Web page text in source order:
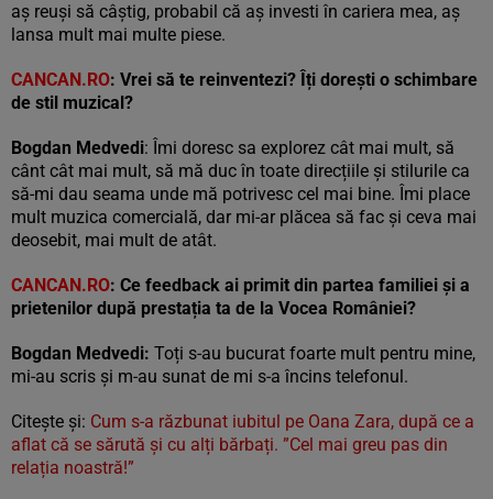
aș reuși să câștig, probabil că aș investi în cariera mea, aș
lansa mult mai multe piese.
CANCAN.RO: Vrei să te reinventezi? Îți dorești o schimbare
de stil muzical?
Bogdan Medvedi: Îmi doresc sa explorez cât mai mult, să
cânt cât mai mult, să mă duc în toate direcțiile și stilurile ca
să-mi dau seama unde mă potrivesc cel mai bine. Îmi place
mult muzica comercială, dar mi-ar plăcea să fac și ceva mai
deosebit, mai mult de atât.
CANCAN.RO: Ce feedback ai primit din partea familiei și a
prietenilor după prestația ta de la Vocea României?
Bogdan Medvedi: Toți s-au bucurat foarte mult pentru mine,
mi-au scris și m-au sunat de mi s-a încins telefonul.
Citește și: Cum s-a răzbunat iubitul pe Oana Zara, după ce a
aflat că se sărută și cu alți bărbați. ”Cel mai greu pas din
relația noastră!”